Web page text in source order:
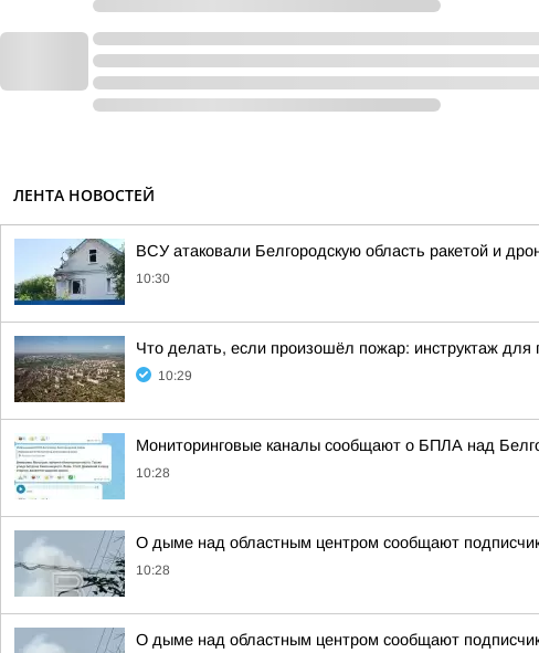
ЛЕНТА НОВОСТЕЙ
ВСУ атаковали Белгородскую область ракетой и
10:30
Что делать, если произошёл пожар: инструктаж для
10:29
Мониторинговые каналы сообщают о БПЛА над
10:28
О дыме над областным центром сообщают
10:28
О дыме над областным центром сообщают